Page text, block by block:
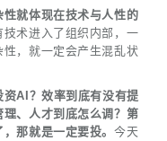
性就体现在技术与人性的
术进入了组织内部，一
，就一定会产生混乱状
资AI？效率到底有没有提
、人才到底怎么调？第
那就是一定要投。今天